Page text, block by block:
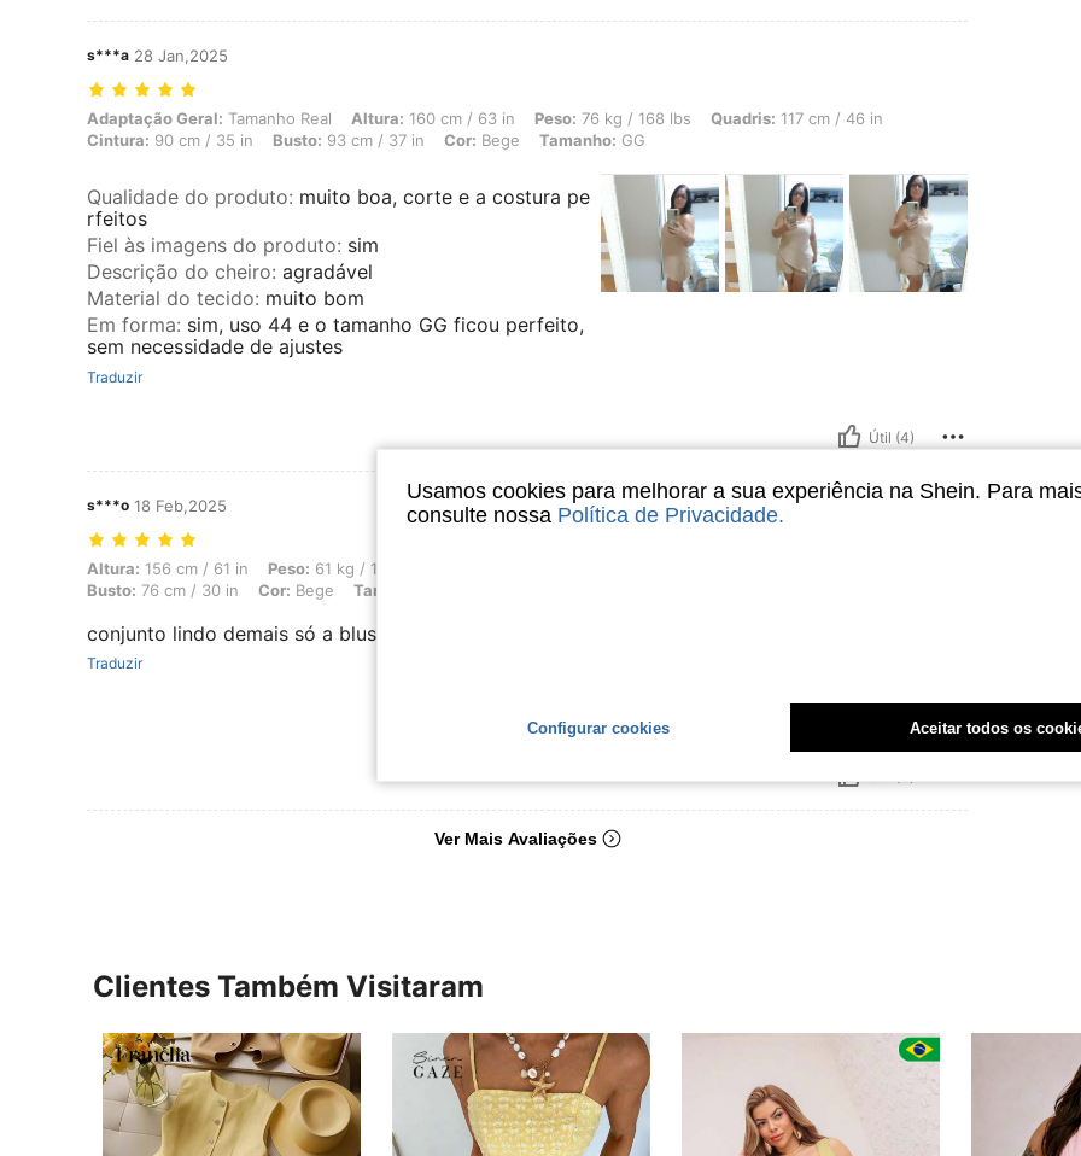
s***a 28 Jan,2025
Adaptação Geral: Tamanho Real, Altura: 160 cm / 63 in, Peso: 76 kg / 168 lbs, Quadris: 117 cm / 46 in, Cintura: 90 cm / 35 in, Busto: 93 cm / 37 in,
Adaptação Geral: Tamanho Real Altura: 160 cm / 63 in Peso: 76 kg / 168 lbs Quadris: 117 cm / 46 in
Cintura: 90 cm / 35 in Busto: 93 cm / 37 in Cor: Bege Tamanho: GG
Qualidade do produto: muito boa, corte e a costura pe
rfeitos
Fiel às imagens do produto: sim
Descrição do cheiro: agradável
Material do tecido: muito bom
Em forma: sim, uso 44 e o tamanho GG ficou perfeito,
sem necessidade de ajustes
Traduzir
Útil (4)
s***o 18 Feb,2025
Altura: 156 cm / 61 in, Peso: 61 kg / 134 lbs, Quadris: 111 cm / 44 in, Cintura: 79 cm / 31 in, Busto: 76 cm / 30 in, Cor: Bege, Tamanho: M
Altura: 156 cm / 61 in Peso: 61 kg / 134 lbs
Busto: 76 cm / 30 in Cor: Bege Tamanho:
conjunto lindo demais só a blusa q precisei ajustar pq ficou enorme
Traduzir
Ver Mais Avaliações
Clientes Também Visitaram
Usamos cookies para melhorar a sua experiência na Shein. Para
consulte nossa Política de Privacidade.
Configurar cookies Aceitar todos os